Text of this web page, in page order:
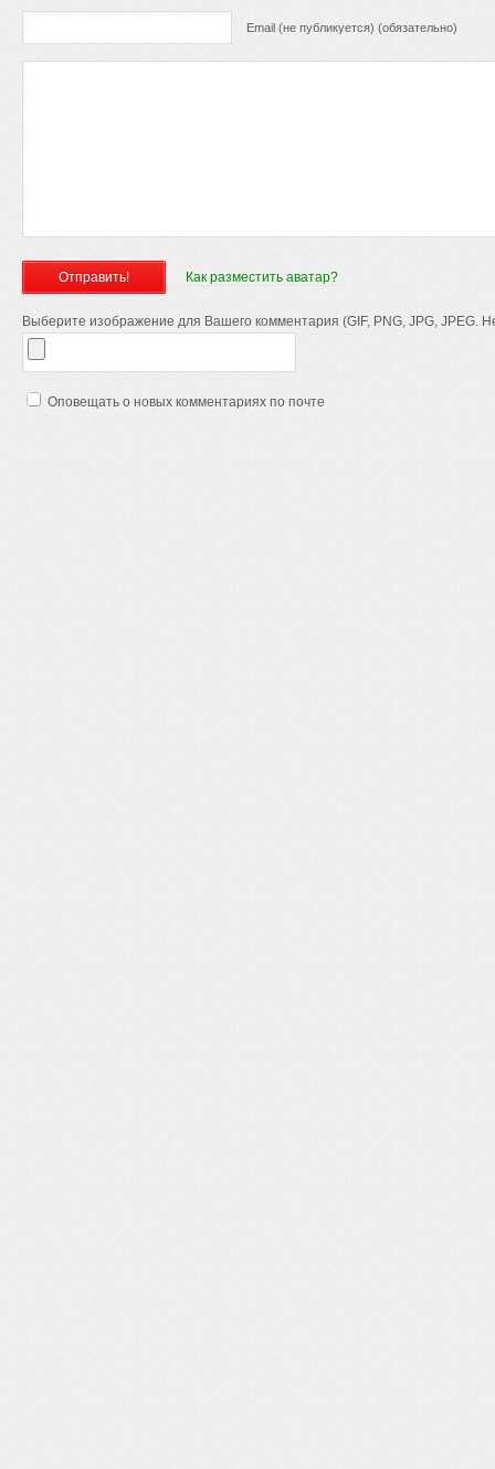
Email (не публикуется) (обязательно)
Как разместить аватар?
Выберите изображение для Вашего комментария (GIF, PNG, JPG, JPEG.
Оповещать о новых комментариях по почте